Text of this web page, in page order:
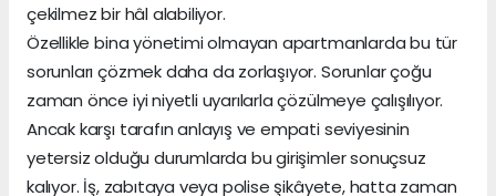
çekilmez bir hâl alabiliyor.
Özellikle bina yönetimi olmayan apartmanlarda bu tür
sorunları çözmek daha da zorlaşıyor. Sorunlar çoğu
zaman önce iyi niyetli uyarılarla çözülmeye çalışılıyor.
Ancak karşı tarafın anlayış ve empati seviyesinin
yetersiz olduğu durumlarda bu girişimler sonuçsuz
kalıyor. İş, zabıtaya veya polise şikâyete, hatta zaman